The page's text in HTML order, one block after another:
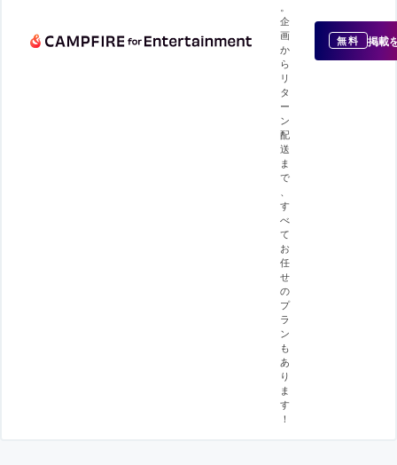
企
画
か
ら
リ
タ
ー
ン
配
送
ま
で
す
べ
て
お
任
せ
の
プ
ラ
ン
も
あ
り
ま
す
！
無料 掲載